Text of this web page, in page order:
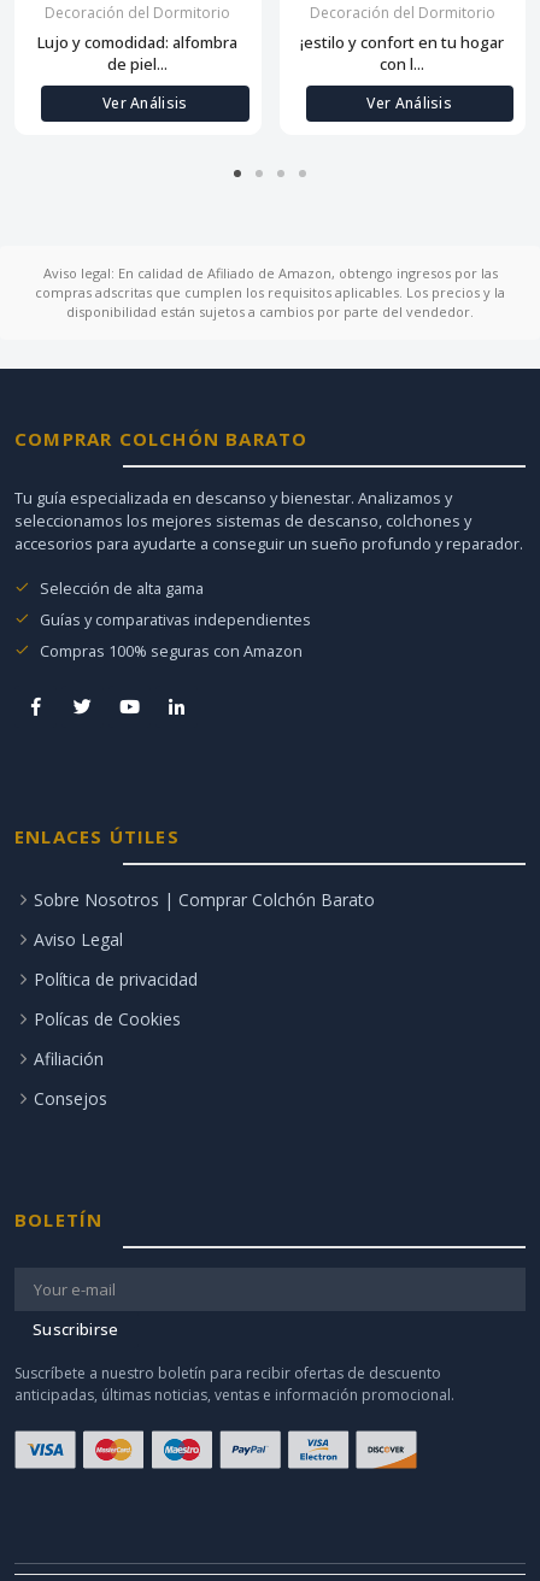
Decoración del Dormitorio
Lujo y comodidad: alfombra
de piel...
Ver Análisis
Decoración del Dormitorio
¡estilo y confort en tu hogar
con l...
Ver Análisis
Aviso legal: En calidad de Afiliado de Amazon, obtengo ingresos por las
compras adscritas que cumplen los requisitos aplicables. Los precios y la
disponibilidad están sujetos a cambios por parte del vendedor.
COMPRAR COLCHÓN BARATO
Tu guía especializada en descanso y bienestar. Analizamos y
seleccionamos los mejores sistemas de descanso, colchones y
accesorios para ayudarte a conseguir un sueño profundo y reparador.
Selección de alta gama
Guías y comparativas independientes
Compras 100% seguras con Amazon
ENLACES ÚTILES
Sobre Nosotros | Comprar Colchón Barato
Aviso Legal
Política de privacidad
Polícas de Cookies
Afiliación
Consejos
BOLETÍN
Suscribirse
Suscríbete a nuestro boletín para recibir ofertas de descuento
anticipadas, últimas noticias, ventas e información promocional.